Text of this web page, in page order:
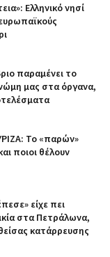
Ελληνικό νησί
παραμένει το
μας στα όργανα,
Το «παρών»
ποιοι θέλουν
είχε πει
στα Πετράλωνα,
κατάρρευσης